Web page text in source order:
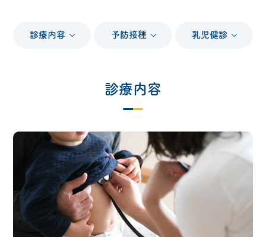
診療内容 予防接種 乳児健診
診療内容